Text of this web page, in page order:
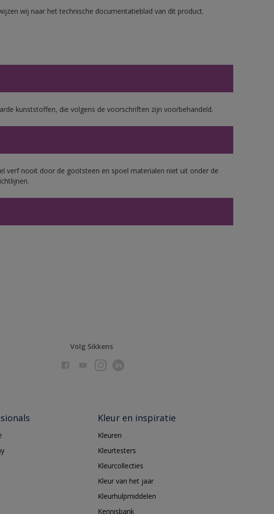
wij naar het technische documentatieblad van dit product.
kunststoffen, die volgens de voorschriften zijn voorbehandeld.
verf nooit door de gootsteen en spoel materialen niet uit onder de
Volg Sikkens
Kleur en inspiratie
Kleuren
Kleurtesters
Kleurcollecties
Kleur van het jaar
Kleurhulpmiddelen
Kennisbank